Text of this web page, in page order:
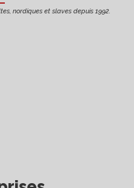
nordiques et slaves depuis 1992.